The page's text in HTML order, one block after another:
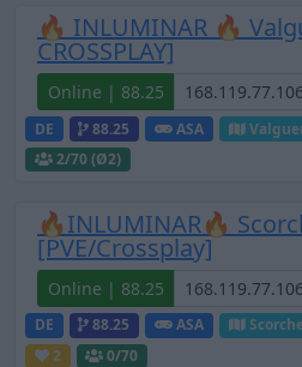
🔥 INLUMINAR 🔥
CROSSPLAY]
Online | 88.25
DE 88.25 ASA
2/70 (Ø2)
🔥INLUMINAR🔥
[PVE/Crossplay]
Online | 88.25
DE 88.25 ASA
2
0/70